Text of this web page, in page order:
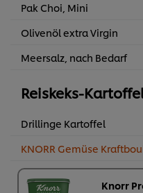
Pak Choi, Mini
Olivenöl extra Virgin
Meersalz, nach Bedarf
Reiskeks-
Drillinge Kartoffel
KNORR Gemüse
Knorr